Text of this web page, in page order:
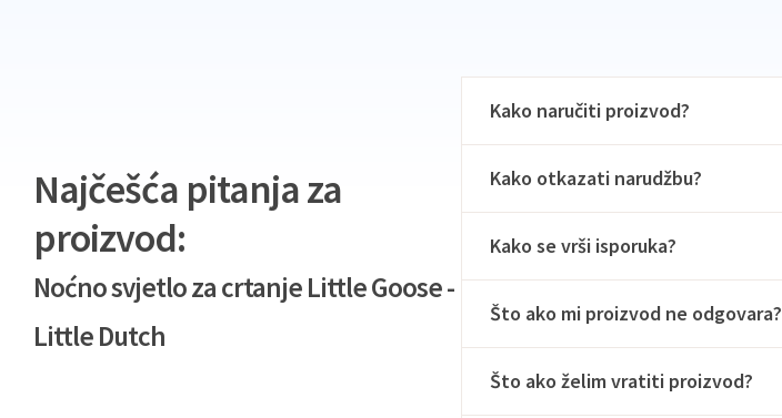
Najčešća pitanja za
proizvod:
Noćno svjetlo za crtanje Little Goose -
Little Dutch
Kako naručiti proizvod?
Kako otkazati narudžbu?
Kako se vrši isporuka?
Što ako mi proizvod ne odgovara?
Što ako želim vratiti proizvod?